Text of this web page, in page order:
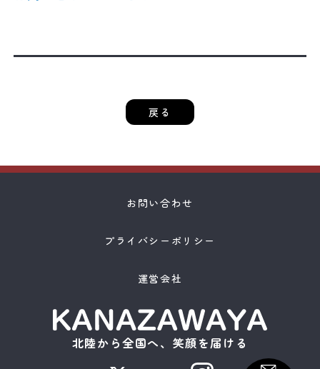
戻る
お問い合わせ
プライバシーポリシー
運営会社
北陸から全国へ、笑顔を届ける